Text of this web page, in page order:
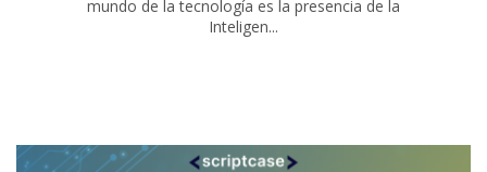
mundo de la tecnología es la presencia de la
Inteligen...